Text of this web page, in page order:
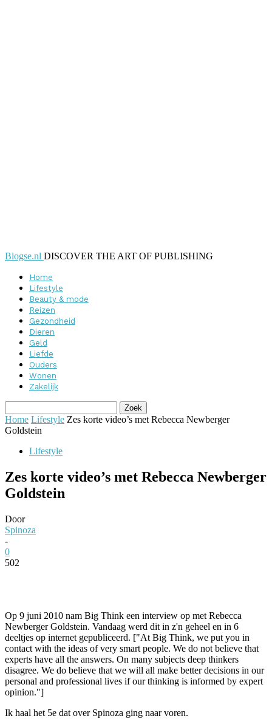
Blogse.nl DISCOVER THE ART OF PUBLISHING
Home
Lifestyle
Beauty & mode
Reizen
Gezondheid
Dieren
Geld
Liefde
Ouders
Wonen
Zakelijk
Home Lifestyle Zes korte video’s met Rebecca Newberger
Goldstein
Lifestyle
Zes korte video’s met Rebecca Newberger
Goldstein
Door
Spinoza
-
0
502
Op 9 juni 2010 nam Big Think een interview op met Rebecca
Newberger Goldstein. Vandaag werd dit in z'n geheel en in 6
deeltjes op internet gepubliceerd. ["At Big Think, we put you in
contact with the ideas of very smart people. We do not believe that
experts have all the answers. On many subjects deep thinkers
disagree. We do believe that we will all make better decisions in our
personal and professional lives if our thinking is informed by expert
opinion."]
Ik haal het 5e dat over Spinoza ging naar voren.